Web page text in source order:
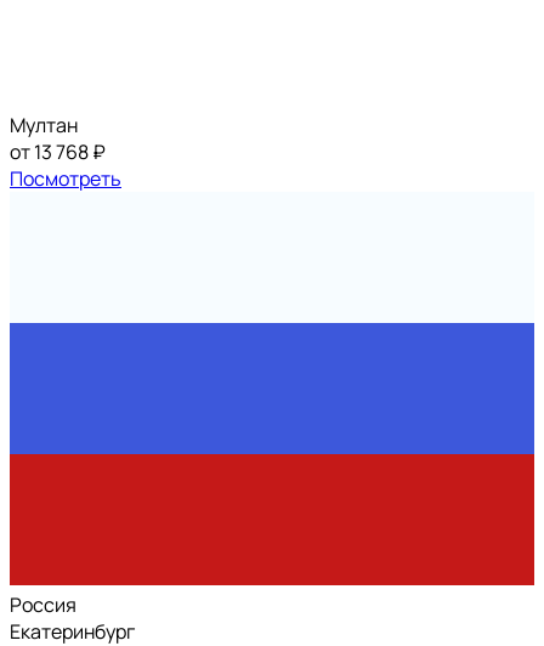
Мултан
от 13 768 ₽
Посмотреть
Россия
Екатеринбург